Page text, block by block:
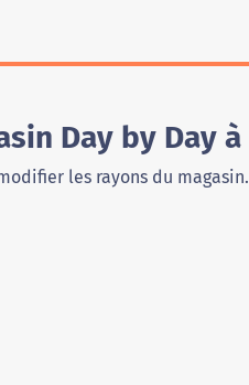
Day by Day
les rayons du magasin.